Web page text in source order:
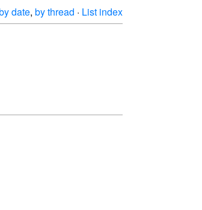
date, by thread · List index